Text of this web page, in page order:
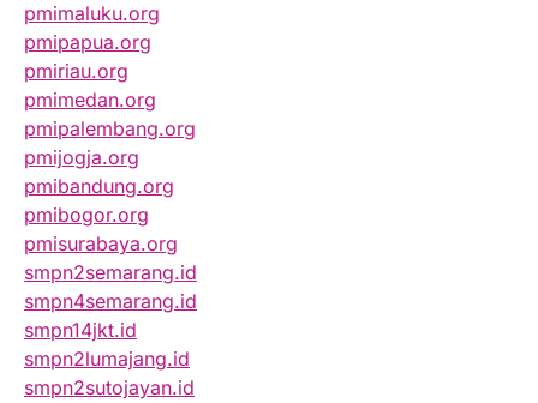
pmimaluku.org
pmipapua.org
pmiriau.org
pmimedan.org
pmipalembang.org
pmijogja.org
pmibandung.org
pmibogor.org
pmisurabaya.org
smpn2semarang.id
smpn4semarang.id
smpn14jkt.id
smpn2lumajang.id
smpn2sutojayan.id